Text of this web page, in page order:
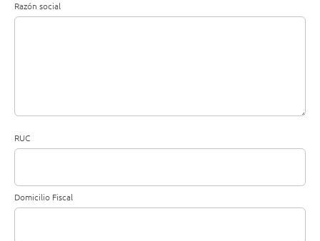
Razón social
RUC
Domicilio Fiscal